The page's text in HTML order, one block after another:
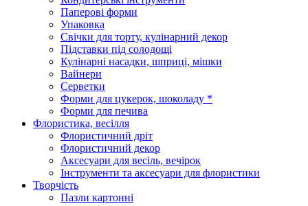
Паперові форми
Упаковка
Свічки для торту, кулінарний декор
Підставки під солодощі
Кулінарні насадки, шприці, мішки
Вайнери
Серветки
Форми для цукерок, шоколаду *
Форми для печива
Флористика, весілля
Флористичний дріт
Флористичний декор
Аксесуари для весіль, вечірок
Інструменти та аксесуари для флористики
Творчість
Пазли картонні